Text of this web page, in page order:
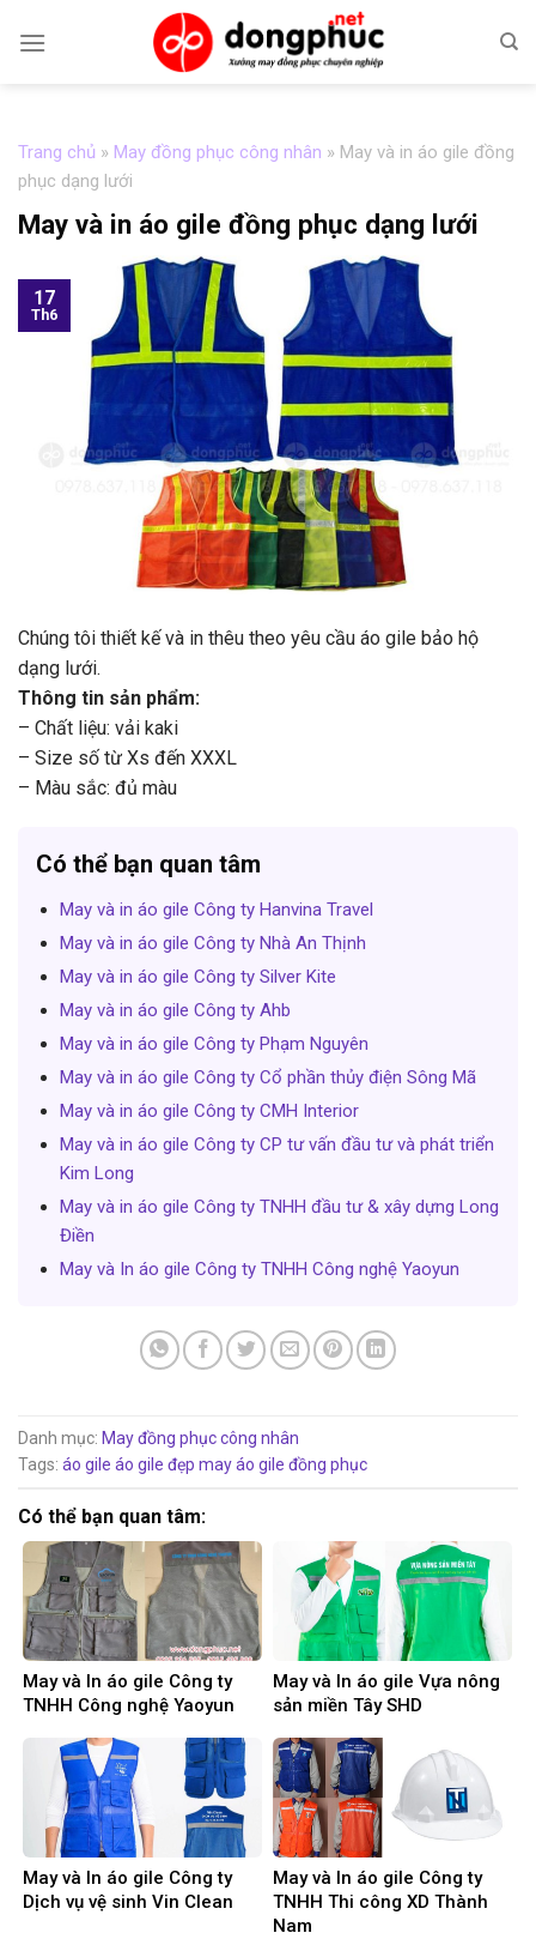
Trang chủ » May đồng phục công nhân » May và in áo gile đồng
phục dạng lưới
May và in áo gile đồng phục dạng lưới
17
Th6
Chúng tôi thiết kế và in thêu theo yêu cầu áo gile bảo hộ
dạng lưới.
Thông tin sản phẩm:
– Chất liệu: vải kaki
– Size số từ Xs đến XXXL
– Màu sắc: đủ màu
Có thể bạn quan tâm
May và in áo gile Công ty Hanvina Travel
May và in áo gile Công ty Nhà An Thịnh
May và in áo gile Công ty Silver Kite
May và in áo gile Công ty Ahb
May và in áo gile Công ty Phạm Nguyên
May và in áo gile Công ty Cổ phần thủy điện Sông Mã
May và in áo gile Công ty CMH Interior
May và in áo gile Công ty CP tư vấn đầu tư và phát triển
Kim Long
May và in áo gile Công ty TNHH đầu tư & xây dựng Long
Điền
May và In áo gile Công ty TNHH Công nghệ Yaoyun
Danh mục: May đồng phục công nhân
Tags: áo gile áo gile đẹp may áo gile đồng phục
Có thể bạn quan tâm:
May và In áo gile Công ty
TNHH Công nghệ Yaoyun
May và In áo gile Vựa nông
sản miền Tây SHD
May và In áo gile Công ty
Dịch vụ vệ sinh Vin Clean
May và In áo gile Công ty
TNHH Thi công XD Thành
Nam